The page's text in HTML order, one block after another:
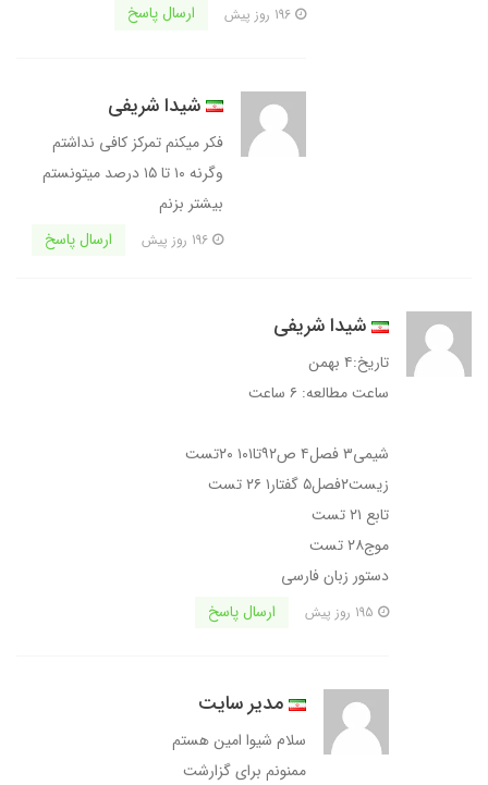
ارسال پاسخ
شیدا شریفی
فکر میکنم تمرکز کافی نداشتم
وگرنه ۱۰ تا ۱۵ درصد میتونستم
بیشتر بزنم
ارسال پاسخ
شیدا شریفی
تاریخ:۴ بهمن
ساعت مطالعه: ۶ ساعت
شیمی۳ فصل۴ ص۹۲تا۱۰۱ ۲۰تست
زیست۲فصل۵ گفتار۱ ۲۶ تست
تابع ۲۱ تست
موج۲۸ تست
دستور زبان فارسی
ارسال پاسخ
مدیر سایت
سلام شیوا امین هستم
ممنونم برای گزارشت